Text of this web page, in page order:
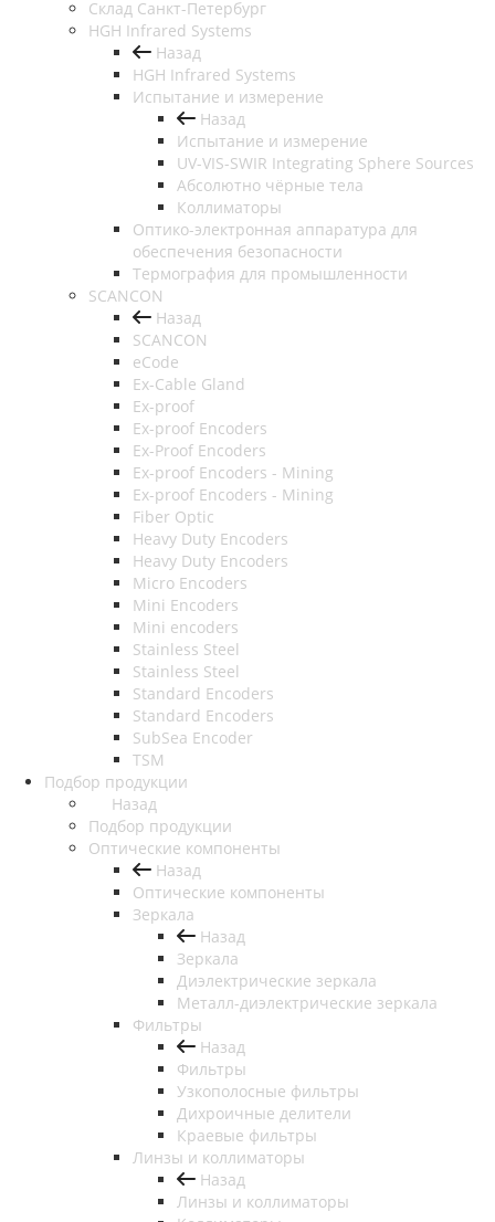
Cклад Санкт-Петербург
HGH Infrared Systems
Назад
HGH Infrared Systems
Испытание и измерение
Назад
Испытание и измерение
UV-VIS-SWIR Integrating Sphere Sources
Абсолютно чёрные тела
Коллиматоры
Оптико-электронная аппаратура для
обеспечения безопасности
Термография для промышленности
SCANCON
Назад
SCANCON
eCode
Ex-Cable Gland
Ex-proof
Ex-proof Encoders
Ex-Proof Encoders
Ex-proof Encoders - Mining
Ex-proof Encoders - Mining
Fiber Optic
Heavy Duty Encoders
Heavy Duty Encoders
Micro Encoders
Mini Encoders
Mini encoders
Stainless Steel
Stainless Steel
Standard Encoders
Standard Encoders
SubSea Encoder
TSM
Подбор продукции
Назад
Подбор продукции
Оптические компоненты
Назад
Оптические компоненты
Зеркала
Назад
Зеркала
Диэлектрические зеркала
Металл-диэлектрические зеркала
Фильтры
Назад
Фильтры
Узкополосные фильтры
Дихроичные делители
Краевые фильтры
Линзы и коллиматоры
Назад
Линзы и коллиматоры